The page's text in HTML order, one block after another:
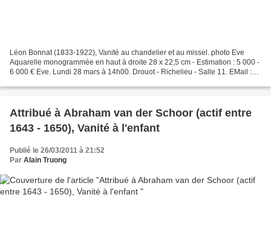
Léon Bonnat (1833-1922), Vanité au chandelier et au missel. photo Eve
Aquarelle monogrammée en haut à droite 28 x 22,5 cm - Estimation : 5 000 -
6 000 € Eve. Lundi 28 mars à 14h00. Drouot - Richelieu - Salle 11. EMail :
Attribué à Abraham van der Schoor (actif entre
1643 - 1650), Vanité à l'enfant
Publié le 26/03/2011 à 21:52
Par Alain Truong